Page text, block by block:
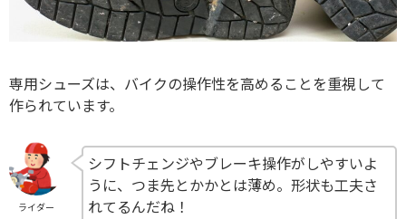
専用シューズは、バイクの操作性を高めることを重視して
作られています。
ライダー
シフトチェンジやブレーキ操作がしやすいよ
うに、つま先とかかとは薄め。形状も工夫さ
れてるんだね！